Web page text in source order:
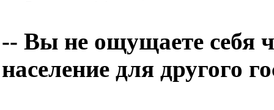
-- Вы не ощущаете себя
население для другого